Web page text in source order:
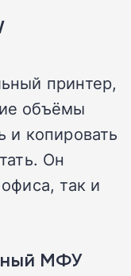
принтер,
объёмы
и копировать
Он
так и
МФУ